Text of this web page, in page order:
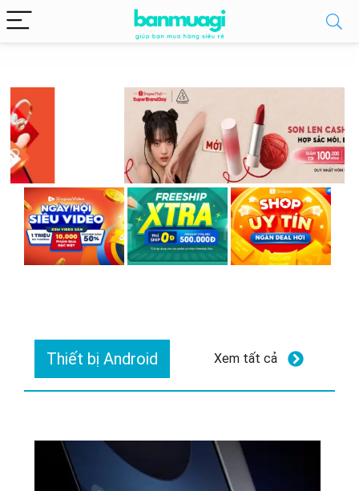
Thiết bị Android Xem tất cả